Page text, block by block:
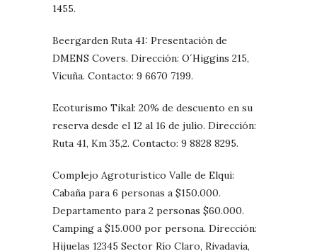
1455.
Beergarden Ruta 41: Presentación de
DMENS Covers. Dirección: O´Higgins 215,
Vicuña. Contacto: 9 6670 7199.
Ecoturismo Tikal: 20% de descuento en su
reserva desde el 12 al 16 de julio. Dirección:
Ruta 41, Km 35,2. Contacto: 9 8828 8295.
Complejo Agroturístico Valle de Elqui:
Cabaña para 6 personas a $150.000.
Departamento para 2 personas $60.000.
Camping a $15.000 por persona. Dirección:
Hijuelas 12345 Sector Río Claro, Rivadavia,